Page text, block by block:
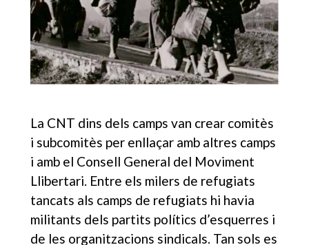
La CNT dins dels camps van crear comitès
i subcomitès per enllaçar amb altres camps
i amb el Consell General del Moviment
Llibertari. Entre els milers de refugiats
tancats als camps de refugiats hi havia
militants dels partits polítics d’esquerres i
de les organitzacions sindicals. Tan sols es